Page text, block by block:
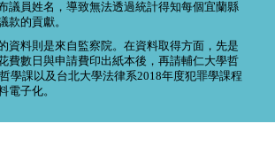
議員姓名，導致無法透過統計得知每個宜蘭縣
款的貢獻。
資料則是來自監察院。在資料取得方面，先是
費數日與申請費印出紙本後，再請輔仁大學哲
學課以及台北大學法律系2018年度犯罪學課程
電子化。